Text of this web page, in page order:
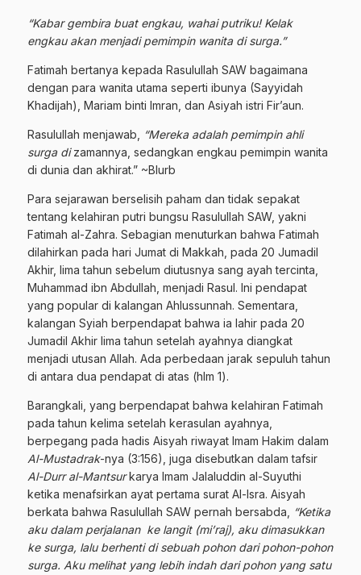
“Kabar gembira buat engkau, wahai putriku! Kelak
engkau akan menjadi pemimpin wanita di surga.”
Fatimah bertanya kepada Rasulullah SAW bagaimana
dengan para wanita utama seperti ibunya (Sayyidah
Khadijah), Mariam binti Imran, dan Asiyah istri Fir’aun.
Rasulullah menjawab,
“Mereka adalah pemimpin ahli
surga dizamannya, sedangkan engkau pemimpin wanita
di dunia dan akhirat.” ~Blurb
Para sejarawan berselisih paham dan tidak sepakat
tentang kelahiran putri bungsu Rasulullah SAW, yakni
Fatimah al-Zahra. Sebagian menuturkan bahwa Fatimah
dilahirkan pada hari Jumat di Makkah, pada 20 Jumadil
Akhir, lima tahun sebelum diutusnya sang ayah tercinta,
Muhammad ibn Abdullah, menjadi Rasul. Ini pendapat
yang popular di kalangan Ahlussunnah. Sementara,
kalangan Syiah berpendapat bahwa ia lahir pada 20
Jumadil Akhir lima tahun setelah ayahnya diangkat
menjadi utusan Allah. Ada perbedaan jarak sepuluh tahun
di antara dua pendapat di atas (hlm 1).
Barangkali, yang berpendapat bahwa kelahiran Fatimah
pada tahun kelima setelah kerasulan ayahnya,
berpegang pada hadis Aisyah riwayat Imam Hakim dalam
Al-Mustadrak-nya (3:156), juga disebutkan dalam tafsir
Al-Durr al-Mantsurkarya Imam Jalaluddin al-Suyuthi
ketika menafsirkan ayat pertama surat Al-Isra. Aisyah
berkata bahwa Rasulullah SAW pernah bersabda,
“Ketika
aku dalam perjalanan ke langit (mi’raj), aku dimasukkan
ke surga, lalu berhenti di sebuah pohon dari pohon-pohon
surga. Aku melihat yang lebih indah dari pohon yang satu